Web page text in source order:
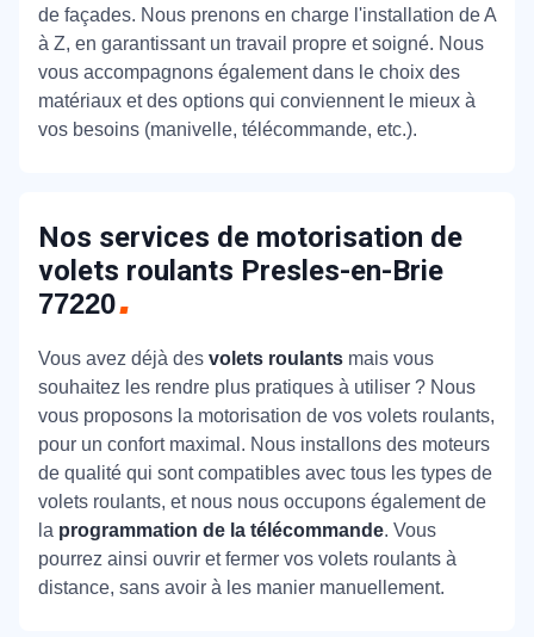
de façades. Nous prenons en charge l'installation de A
à Z, en garantissant un travail propre et soigné. Nous
vous accompagnons également dans le choix des
matériaux et des options qui conviennent le mieux à
vos besoins (manivelle, télécommande, etc.).
Nos services de motorisation de
volets roulants Presles-en-Brie
77220
Vous avez déjà des volets roulants mais vous
souhaitez les rendre plus pratiques à utiliser ? Nous
vous proposons la motorisation de vos volets roulants,
pour un confort maximal. Nous installons des moteurs
de qualité qui sont compatibles avec tous les types de
volets roulants, et nous nous occupons également de
la programmation de la télécommande. Vous
pourrez ainsi ouvrir et fermer vos volets roulants à
distance, sans avoir à les manier manuellement.